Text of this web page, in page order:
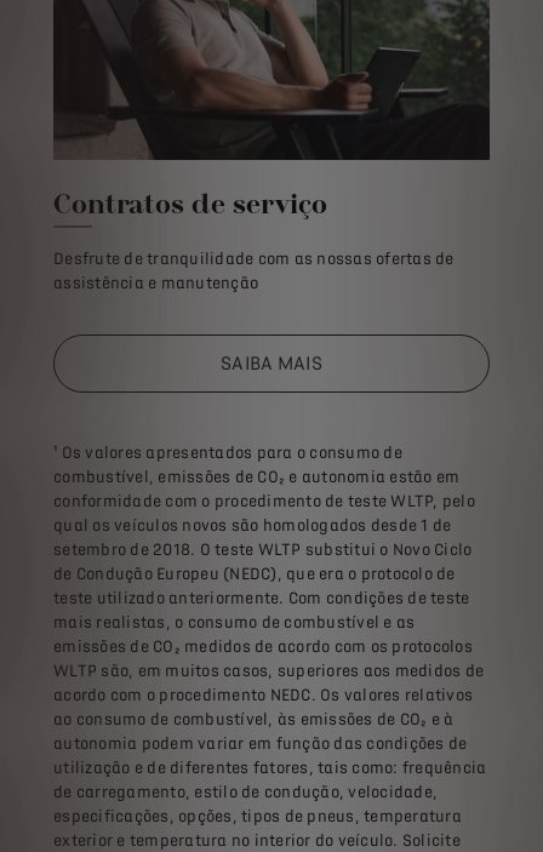
Contratos de serviço
Desfrute de tranquilidade com as nossas ofertas de
assistência e manutenção
SAIBA MAIS
¹ Os valores apresentados para o consumo de
combustível, emissões de CO₂ e autonomia estão em
conformidade com o procedimento de teste WLTP, pelo
qual os veículos novos são homologados desde 1 de
setembro de 2018. O teste WLTP substitui o Novo Ciclo
de Condução Europeu (NEDC), que era o protocolo de
teste utilizado anteriormente. Com condições de teste
mais realistas, o consumo de combustível e as
emissões de CO₂ medidos de acordo com os protocolos
WLTP são, em muitos casos, superiores aos medidos de
acordo com o procedimento NEDC. Os valores relativos
ao consumo de combustível, às emissões de CO₂ e à
autonomia podem variar em função das condições de
utilização e de diferentes fatores, tais como: frequência
de carregamento, estilo de condução, velocidade,
especificações, opções, tipos de pneus, temperatura
exterior e temperatura no interior do veículo. Solicite